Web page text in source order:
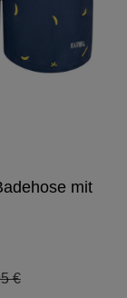
mit
Preis:
€